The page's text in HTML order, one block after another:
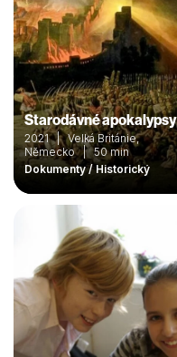
Starodávné apokalypsy
2021 | Velká Británie,
Německo | 50 min
Dokumenty / Historický